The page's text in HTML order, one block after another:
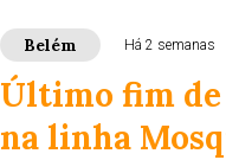
Belém Há 2 semanas
Último fim
na linha